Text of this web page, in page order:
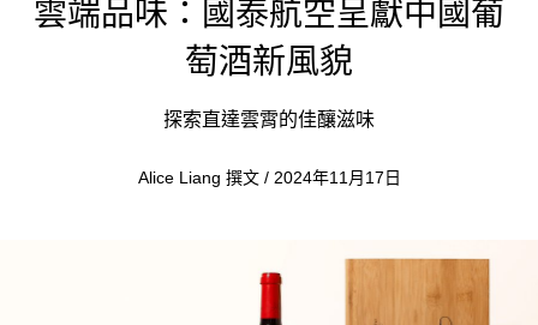
雲端品味：國泰航空呈獻中國葡
萄酒新風貌
探索直達雲霄的佳釀滋味
Alice Liang 撰文 / 2024年11月17日